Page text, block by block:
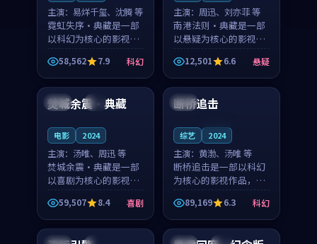
主演： 易烊千玺、沈腾 等
霓虹失序·典藏是一部
以科幻为核心的影视作
品，围绕危机、反转与
人物成长展开，整体节
奏紧凑，值得推荐观
看。
58,562 7.9 科幻
主演： 周迅、刘亦菲 等
南港法则·典藏是一部
以悬疑为核心的影视作
品，围绕危机、反转与
人物成长展开，整体节
奏紧凑，值得推荐观
看。
12,501 6.6 悬疑
英国 4K
焚城余震·典藏
电影 2024
主演： 汤唯、周迅 等
焚城余震·典藏是一部
以喜剧为核心的影视作
品，围绕危机、反转与
人物成长展开，整体节
奏紧凑，值得推荐观
看。
59,507 8.4 喜剧
法国
断桥追击
综艺 2024
主演： 黄渤、汤唯 等
断桥追击是一部以科幻
为核心的影视作品，围
绕危机、反转与人物成
长展开，整体节奏紧
凑，值得推荐观看。
89,169 6.3 科幻